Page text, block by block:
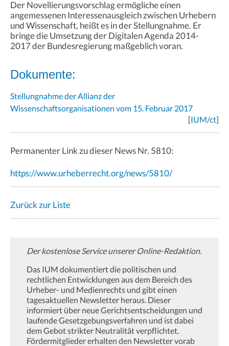
Der Novellierungsvorschlag ermögliche einen
angemessenen Interessenausgleich zwischen Urhebern
und Wissenschaft, heißt es in der Stellungnahme. Er
bringe die Umsetzung der Digitalen Agenda 2014-
2017 der Bundesregierung maßgeblich voran.
Dokumente:
Stellungnahme der Allianz der
Wissenschaftsorganisationen vom 15. Februar 2017
[IUM/ct]
Permanenter Link zu dieser News Nr. 5810:
https://www.urheberrecht.org/news/5810/
Zurück zur Liste
Der kostenlose Service unserer Online-Redaktion.
Das IUM dokumentiert die politischen und
rechtlichen Entwicklungen aus dem Bereich des
Urheber- und Medienrechts und gibt einen
tagesaktuellen Newsletter heraus. Dieser
informiert über neue Gerichtsentscheidungen und
laufende Gesetzgebungsverfahren und ist dabei
dem Gebot strikter Neutralität verpflichtet.
Fördermitglieder erhalten den Newsletter vorab